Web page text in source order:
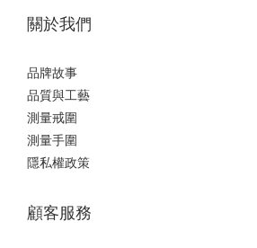
關於我們
品牌故事
品質與工藝
測量戒圍
測量手圍
隱私權政策
顧客服務